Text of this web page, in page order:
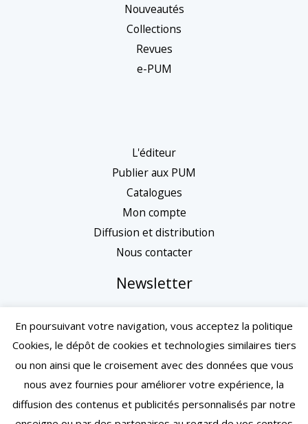
Nouveautés
Collections
Revues
e-PUM
L'éditeur
Publier aux PUM
Catalogues
Mon compte
Diffusion et distribution
Nous contacter
Newsletter
En poursuivant votre navigation, vous acceptez la politique
Cookies, le dépôt de cookies et technologies similaires tiers
ou non ainsi que le croisement avec des données que vous
nous avez fournies pour améliorer votre expérience, la
diffusion des contenus et publicités personnalisés par notre